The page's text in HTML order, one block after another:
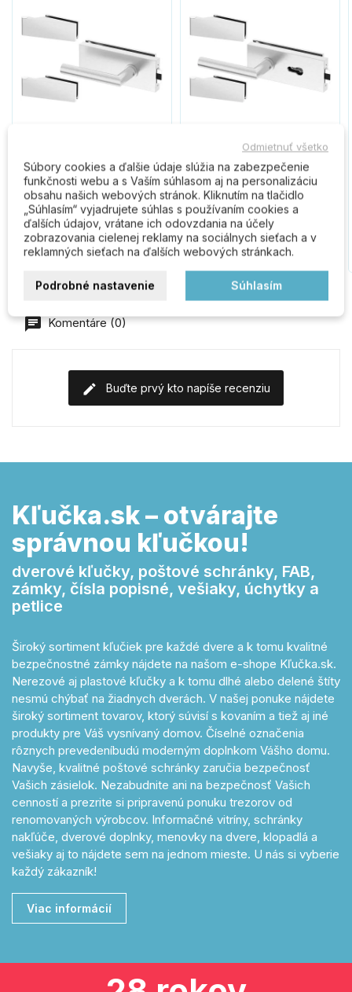
INOX sada bez otvoru
SZKBINS
108,30 €
Do košíka
Kľučka na sklo SLIM PRO
INOX sada na vložku
SZKYINS
110,60 €
Do košíka
Komentáre (0)
Buďte prvý kto napíše recenziu
Kľučka.sk – otvárajte
správnou kľučkou!
dverové kľučky, poštové schránky, FAB,
zámky, čísla popisné, vešiaky, úchytky a
petlice
Široký sortiment kľučiek pre každé dvere a k tomu kvalitné
bezpečnostné zámky nájdete na našom e-shope Kľučka.sk.
Nerezové aj plastové kľučky a k tomu dlhé alebo delené štíty
nesmú chýbať na žiadnych dverách. V našej ponuke nájdete
široký sortiment tovarov, ktorý súvisí s kovaním a tiež aj iné
produkty pre Váš vysnívaný domov. Číselné označenia
rôznych prevedeníbudú moderným doplnkom Vášho domu.
Navyše, kvalitné poštové schránky zaručia bezpečnosť
Vašich zásielok. Nezabudnite ani na bezpečnosť Vašich
cenností a prezrite si pripravenú ponuku trezorov od
renomovaných výrobcov. Informačné vitríny, schránky
nakľúče, dverové doplnky, menovky na dvere, klopadlá a
vešiaky aj to nájdete sem na jednom mieste. U nás si vyberie
každý zákazník!
Viac informácií
Odmietnuť všetko
Súbory cookies a ďalšie údaje slúžia na zabezpečenie
funkčnosti webu a s Vaším súhlasom aj na personalizáciu
obsahu našich webových stránok. Kliknutím na tlačidlo
„Súhlasím“ vyjadrujete súhlas s používaním cookies a
ďalších údajov, vrátane ich odovzdania na účely
zobrazovania cielenej reklamy na sociálnych sieťach a v
reklamných sieťach na ďalších webových stránkach.
Podrobné nastavenie Súhlasím